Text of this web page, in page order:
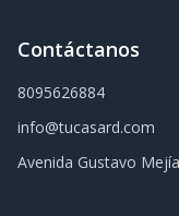
Contáctanos
8095626884
info@tucasard.com
Avenida Gustavo